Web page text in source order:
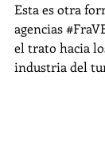
Esta es otra
agencias
el trato hacia
industria del